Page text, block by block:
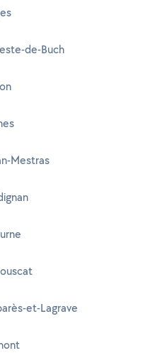
de-Buch
Mestras
et-Lagrave